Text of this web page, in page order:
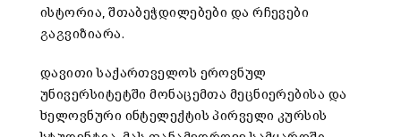
ისტორია, შთაბეჭდილებები და რჩევები
გაგვიზიარა.
დავითი საქართველოს ეროვნულ
უნივერსიტეტში მონაცემთა მეცნიერებისა და
ხელოვნური ინტელექტის პირველი კურსის